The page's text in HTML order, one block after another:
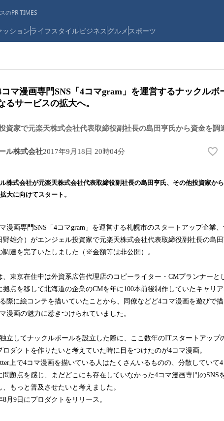
のPR TIMES
ッションライフスタイルビジネス グルメ スポーツ
コマ漫画専門SNS「4コマgram」を運営するナックルボ
るサービスの拡大へ。
資家で元楽天株式会社代表取締役副社長の島田亨氏から資金を調
ル株式会社2017年9月18日 20時04分
い
！
み
込
す
株式会社が元楽天株式会社代表取締役副社長の島田亨氏、その他投資家か
大に向けてスタート。
漫画専門SNS「4コマgram」を運営する札幌市のスタートアップ企業
野雄介）がエンジェル投資家で元楽天株式会社代表取締役副社長の島
調達を完了いたしました（※金額等は非公開）。
、東京在住中は外資系広告代理店のコピーライター・CMプランナーと
拠点を移して北海道の企業のCMを年に100本前後制作していたキャリア
際に絵コンテを描いていたことから、同僚などど4コマ漫画を遊びで
漫画の魅力に惹きつけられていました。
立してナックルボールを設立した際に、ここ数年のITスタートアップ
ロダクトを作りたいと考えていた時に目をつけたのが4コマ漫画。
上で4コマ漫画を描いている人はたくさんいるものの、分散していて
問題点を感じ、まだどこにも存在していなかった4コマ漫画専門のSNS
もっと普及させたいと考えました。
8月9日にプロダクトをリリース。